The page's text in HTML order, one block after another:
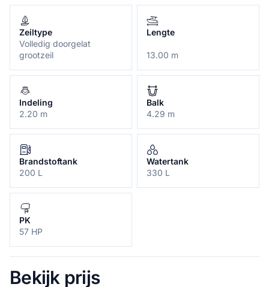
Zeiltype
Volledig doorgelat
grootzeil
Lengte
13.00 m
Indeling
2.20 m
Balk
4.29 m
Brandstoftank
200 L
Watertank
330 L
PK
57 HP
Bekijk prijs